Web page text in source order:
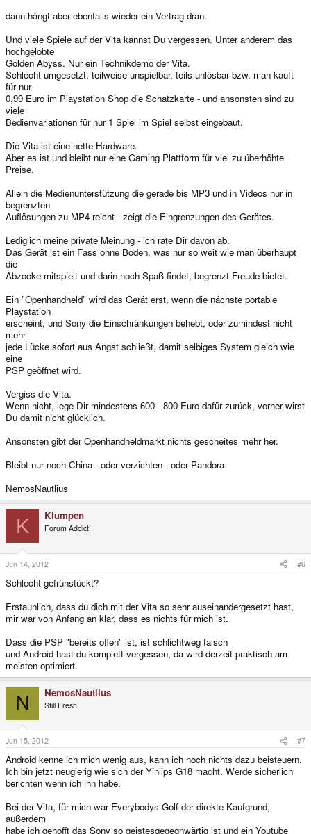
dann hängt aber ebenfalls wieder ein Vertrag dran.
Und viele Spiele auf der Vita kannst Du vergessen. Unter anderem das
hochgelobte
Golden Abyss. Nur ein Technikdemo der Vita.
Schlecht umgesetzt, teilweise unspielbar, teils unlösbar bzw. man kauft
für nur
0,99 Euro im Playstation Shop die Schatzkarte - und ansonsten sind zu
viele
Bedienvariationen für nur 1 Spiel im Spiel selbst eingebaut.
Die Vita ist eine nette Hardware.
Aber es ist und bleibt nur eine Gaming Plattform für viel zu überhöhte
Preise.
Allein die Medienunterstützung die gerade bis MP3 und in Videos nur in
begrenzten
Auflösungen zu MP4 reicht - zeigt die Eingrenzungen des Gerätes.
Lediglich meine private Meinung - ich rate Dir davon ab.
Das Gerät ist ein Fass ohne Boden, was nur so weit wie man überhaupt
die
Abzocke mitspielt und darin noch Spaß findet, begrenzt Freude bietet.
Ein "Openhandheld" wird das Gerät erst, wenn die nächste portable
Playstation
erscheint, und Sony die Einschränkungen behebt, oder zumindest nicht
mehr
jede Lücke sofort aus Angst schließt, damit selbiges System gleich wie
eine
PSP geöffnet wird.
Vergiss die Vita.
Wenn nicht, lege Dir mindestens 600 - 800 Euro dafür zurück, vorher wirst
Du damit nicht glücklich.
Ansonsten gibt der Openhandheldmarkt nichts gescheites mehr her.
Bleibt nur noch China - oder verzichten - oder Pandora.
NemosNautlius
K Klumpen
Forum Addict!
Jun 14, 2012 #6
Schlecht gefrühstückt?
Erstaunlich, dass du dich mit der Vita so sehr auseinandergesetzt hast,
mir war von Anfang an klar, dass es nichts für mich ist.
Dass die PSP "bereits offen" ist, ist schlichtweg falsch
und Android hast du komplett vergessen, da wird derzeit praktisch am
meisten optimiert.
N NemosNautlius
Still Fresh
Jun 15, 2012 #7
Android kenne ich mich wenig aus, kann ich noch nichts dazu beisteuern.
Ich bin jetzt neugierig wie sich der Yinlips G18 macht. Werde sicherlich
berichten wenn ich ihn habe.
Bei der Vita, für mich war Everybodys Golf der direkte Kaufgrund,
außerdem
habe ich gehofft das Sony so geistesgegegnwärtig ist und ein Youtube